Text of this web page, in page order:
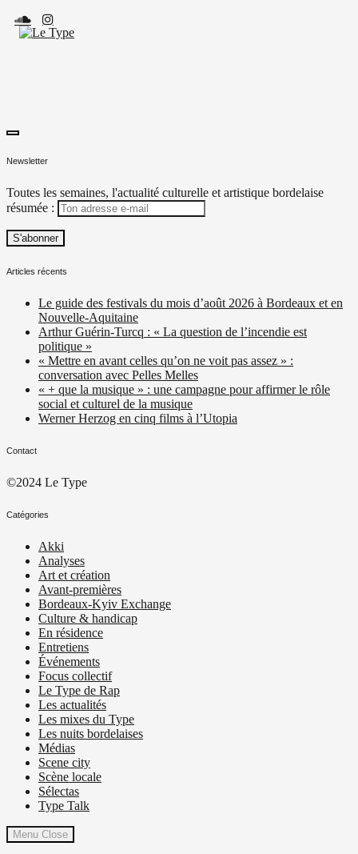
Skip
to
content
toggle
sidebar
Newsletter
Toutes les semaines, l'actualité culturelle et artistique bordelaise
résumée :
Articles récents
Le guide des festivals du mois d’août 2026 à Bordeaux et en
Nouvelle-Aquitaine
Arthur Guérin-Turcq : « La question de l’incendie est
politique »
« Mettre en avant celles qu’on ne voit pas assez » :
conversation avec Pelles Melles
« + que la musique » : une campagne pour affirmer le rôle
social et culturel de la musique
Werner Herzog en cinq films à l’Utopia
Contact
©2024 Le Type
Catégories
Akki
Analyses
Art et création
Avant-premières
Bordeaux-Kyiv Exchange
Culture & handicap
En résidence
Entretiens
Événements
Focus collectif
Le Type de Rap
Les actualités
Les mixes du Type
Les nuits bordelaises
Médias
Scene city
Scène locale
Sélectas
Type Talk
Menu Close